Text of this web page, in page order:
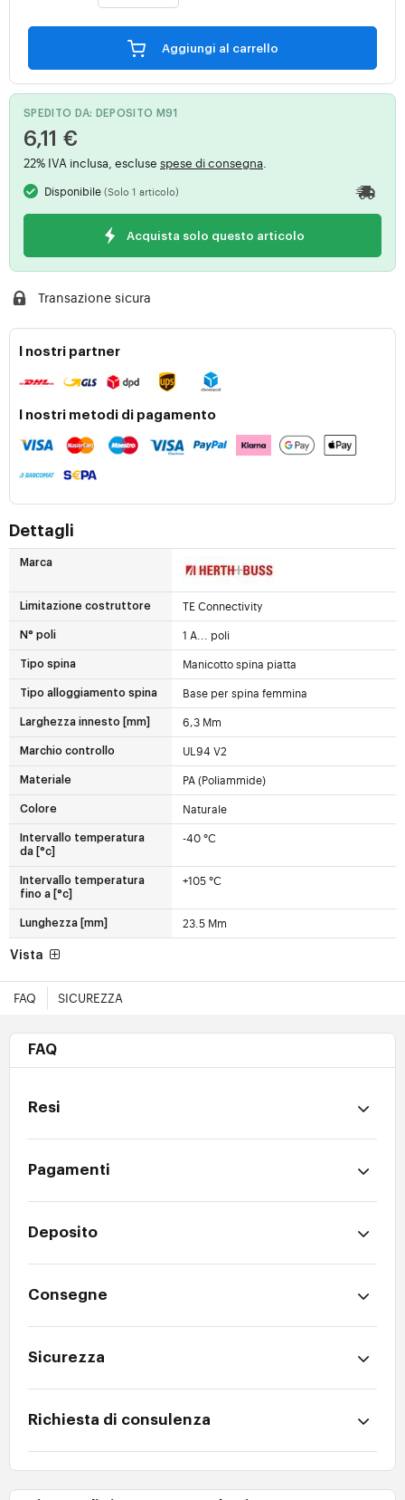
Aggiungi al carrello
SPEDITO DA: DEPOSITO M91
6,11 €
22% IVA inclusa, escluse spese di consegna
Disponibile(Solo 1 articolo)
Acquista solo questo articolo
Transazione sicura
I nostri partner
I nostri metodi di pagamento
Dettagli
Marca
Limitazione costruttore TE Connectivity
N° poli 1 A... poli
Tipo spina Manicotto spina piatta
Tipo alloggiamento spina Base per spina femmina
Larghezza innesto [mm] 6,3 Mm
Marchio controllo UL94 V2
Materiale PA (Poliammide)
Colore Naturale
Intervallo temperatura
da [°c]
-40 °C
Intervallo temperatura
fino a [°c]
+105 °C
Lunghezza [mm] 23.5 Mm
Vista
FAQ SICUREZZA
FAQ
Resi
Pagamenti
Deposito
Consegne
Sicurezza
Richiesta di consulenza